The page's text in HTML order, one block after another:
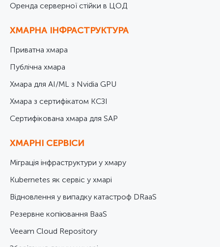
Оренда серверної стійки в ЦОД
ХМАРНА ІНФРАСТРУКТУРА
Приватна хмара
Публічна хмара
Хмара для AI/ML з Nvidia GPU
Хмара з сертифікатом КСЗІ
Cертифікована хмара для SAP
ХМАРНІ СЕРВІСИ
Міграція інфраструктури у хмару
Kubernetes як сервіс у хмарі
Відновлення у випадку катастроф DRaaS
Резервне копіювання BaaS
Veeam Cloud Repository